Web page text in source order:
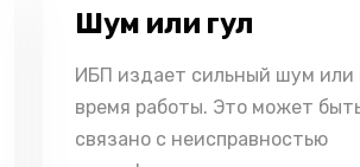
Шум или гул
ИБП издает сильный шум или
время работы. Это может
связано с неисправностью